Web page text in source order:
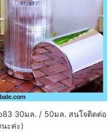
30มล. / 50มล. สนใจติดต่อ
นะค่ะ)